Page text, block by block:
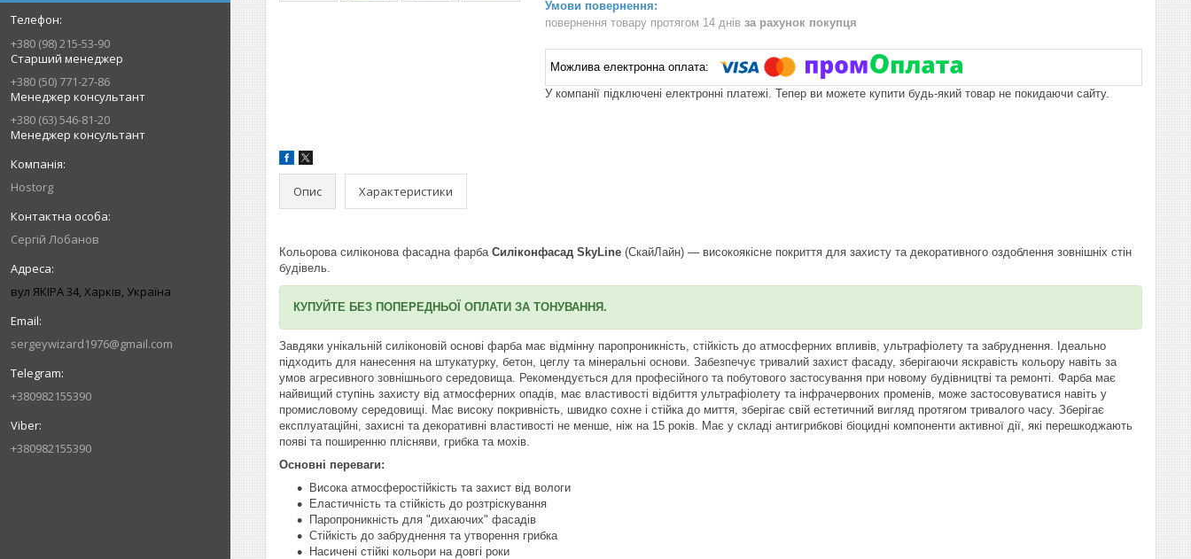
+380 (98) 215-53-90
Старший менеджер
+380 (50) 771-27-86
Менеджер консультант
+380 (63) 546-81-20
Менеджер консультант
Hostorg
Сергій Лобанов
вул ЯКІРА 34, Харків, Україна
sergeywizard1976@gmail.com
+380982155390
+380982155390
повернення товару протягом 14 днів за рахунок покупця
У компанії підключені електронні платежі. Тепер ви можете купити будь-який товар не покидаючи сайту.
Опис Характеристики
Кольорова силіконова фасадна фарба Силіконфасад SkyLine (СкайЛайн) — високоякісне покриття для захисту та декоративного оздоблення зовнішніх стін
будівель.
КУПУЙТЕ БЕЗ ПОПЕРЕДНЬОЇ ОПЛАТИ ЗА ТОНУВАННЯ.
Завдяки унікальній силіконовій основі фарба має відмінну паропроникність, стійкість до атмосферних впливів, ультрафіолету та забруднення. Ідеально
підходить для нанесення на штукатурку, бетон, цеглу та мінеральні основи. Забезпечує тривалий захист фасаду, зберігаючи яскравість кольору навіть за
умов агресивного зовнішнього середовища. Рекомендується для професійного та побутового застосування при новому будівництві та ремонті. Фарба має
найвищий ступінь захисту від атмосферних опадів, має властивості відбиття ультрафіолету та інфрачервоних променів, може застосовуватися навіть у
промисловому середовищі. Має високу покривність, швидко сохне і стійка до миття, зберігає свій естетичний вигляд протягом тривалого часу. Зберігає
експлуатаційні, захисні та декоративні властивості не менше, ніж на 15 років. Має у складі антигрибкові біоцидні компоненти активної дії, які перешкоджають
появі та поширенню плісняви, грибка та мохів.
Основні переваги:
Висока атмосферостійкість та захист від вологи
Еластичність та стійкість до розтріскування
Паропроникність для "дихаючих" фасадів
Стійкість до забруднення та утворення грибка
Насичені стійкі кольори на довгі роки